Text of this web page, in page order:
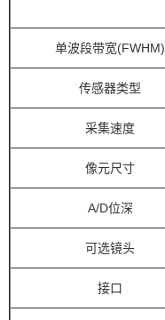
单波段带宽(FWHM)
传感器类型
采集速度
像元尺寸
A/D位深
可选镜头
接口